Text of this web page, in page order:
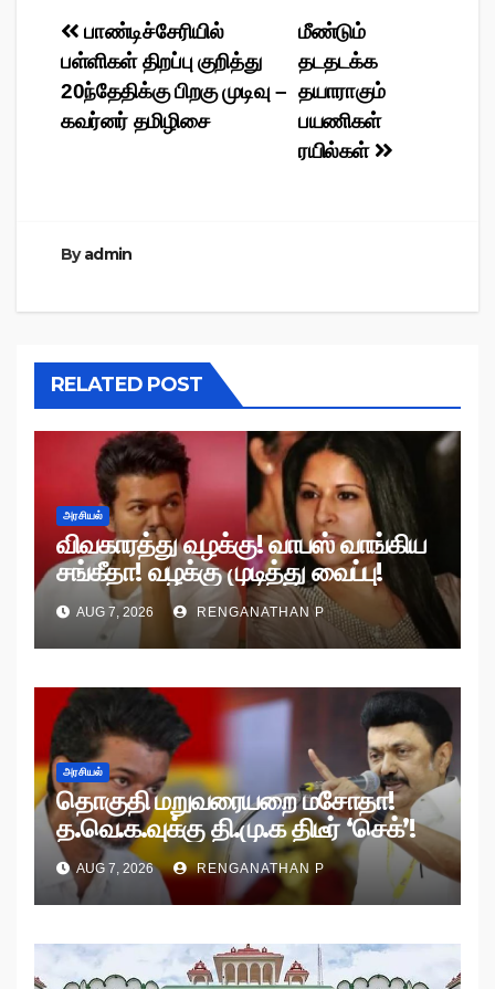
Post
navigation
மீண்டும்
தடதடக்க
தயாராகும்
பயணிகள்
ரயில்கள்
பாண்டிச்சேரியில்
பள்ளிகள் திறப்பு குறித்து
20ந்தேதிக்கு பிறகு முடிவு –
கவர்னர் தமிழிசை
Byadmin
RELATED POST
அரசியல்
விவகாரத்து வழக்கு! வாபஸ் வாங்கிய
சங்கீதா! வழக்கு முடித்து வைப்பு!
AUG 7, 2026 RENGANATHAN P
அரசியல்
தொகுதி மறுவரையறை மசோதா!
த.வெ.க.வுக்கு தி.மு.க திடீர் ‘செக்’!
AUG 7, 2026 RENGANATHAN P